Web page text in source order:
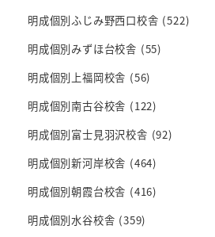
明成個別ふじみ野西口校舎 (522)
明成個別みずほ台校舎 (55)
明成個別上福岡校舎 (56)
明成個別南古谷校舎 (122)
明成個別富士見羽沢校舎 (92)
明成個別新河岸校舎 (464)
明成個別朝霞台校舎 (416)
明成個別水谷校舎 (359)